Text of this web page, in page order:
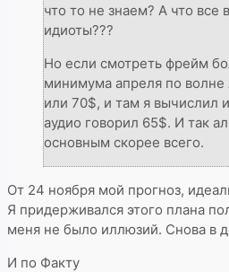
что то не знаем? А что все
идиоты???
Но если смотреть фрейм
минимума апреля по волне
или 70$, и там я вычислил
аудио говорил 65$. И так
основным скорее всего.
От 24 ноября мой прогноз,
Я придерживался этого плана
меня не было иллюзий. Снова в
И по Факту